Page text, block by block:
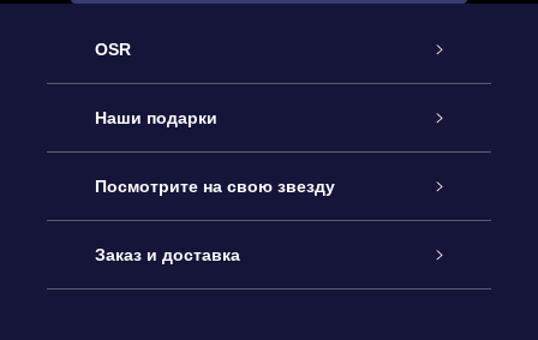
OSR
Обслуживание
Как с нами связаться
Блог
Наши подарки
Онлайн подарок Online Star Gift
Подарочный набор OSR
Посмотрите на свою звезду
Звездный реестр
Заказ и доставка